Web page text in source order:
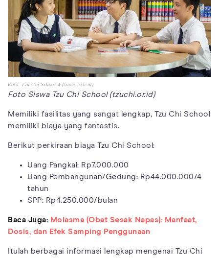
Foto: Tzu Chi School 4 (tzuchi.sch.id)
Foto Siswa Tzu Chi School (tzuchi.or.id)
Memiliki fasilitas yang sangat lengkap, Tzu Chi School
memiliki biaya yang fantastis.
Berikut perkiraan biaya Tzu Chi School:
Uang Pangkal: Rp7.000.000
Uang Pembangunan/Gedung: Rp44.000.000/4
tahun
SPP: Rp4.250.000/bulan
Baca Juga: Molasma (Obat Sesak Napas): Manfaat,
Dosis, dan Efek Samping Penggunaan
Itulah berbagai informasi lengkap mengenai Tzu Chi